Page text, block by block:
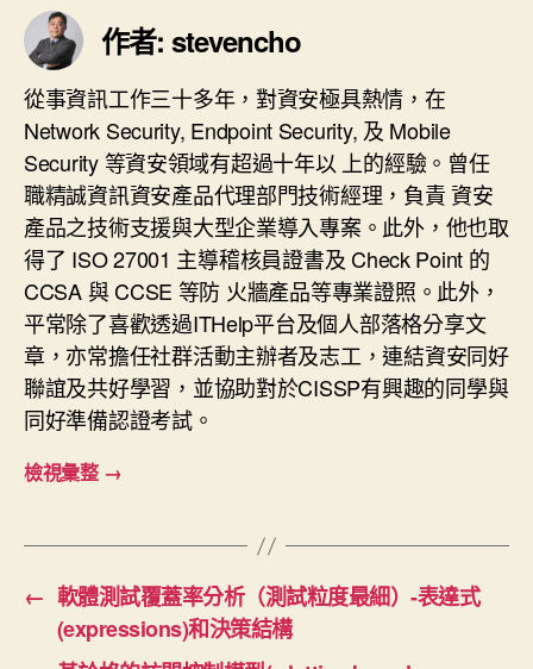
作者: stevencho
從事資訊工作三十多年，對資安極具熱情，在
Network Security, Endpoint Security, 及 Mobile
Security 等資安領域有超過十年以 上的經驗。曾任
職精誠資訊資安產品代理部門技術經理，負責 資安
產品之技術支援與大型企業導入專案。此外，他也取
得了 ISO 27001 主導稽核員證書及 Check Point 的
CCSA 與 CCSE 等防 火牆產品等專業證照。此外，
平常除了喜歡透過ITHelp平台及個人部落格分享文
章，亦常擔任社群活動主辦者及志工，連結資安同好
聯誼及共好學習，並協助對於CISSP有興趣的同學與
同好準備認證考試。
檢視彙整 →
← 軟體測試覆蓋率分析（測試粒度最細）-表達式
(expressions)和決策結構